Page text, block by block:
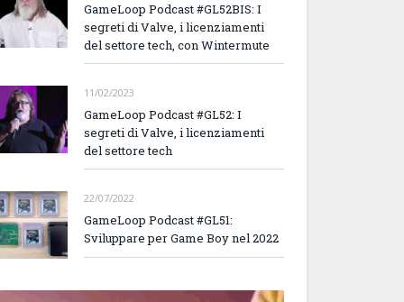
GameLoop Podcast #GL52BIS: I
segreti di Valve, i licenziamenti
del settore tech, con Wintermute
11/02/2023
GameLoop Podcast #GL52: I
segreti di Valve, i licenziamenti
del settore tech
22/07/2022
GameLoop Podcast #GL51:
Sviluppare per Game Boy nel 2022